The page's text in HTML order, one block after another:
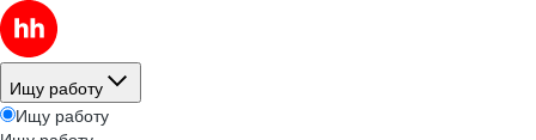
Ищу работу
Ищу работу